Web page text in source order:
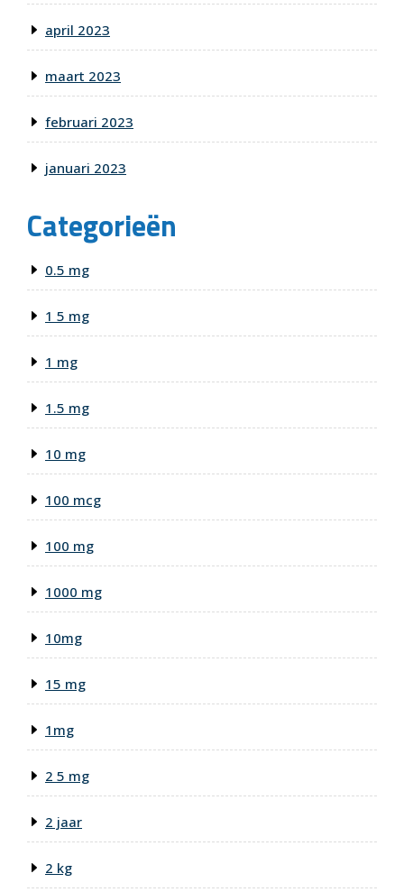
april 2023
maart 2023
februari 2023
januari 2023
Categorieën
0.5 mg
1 5 mg
1 mg
1.5 mg
10 mg
100 mcg
100 mg
1000 mg
10mg
15 mg
1mg
2 5 mg
2 jaar
2 kg